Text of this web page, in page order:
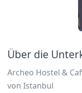
Über die
Archeo Hostel &
von Istanbul